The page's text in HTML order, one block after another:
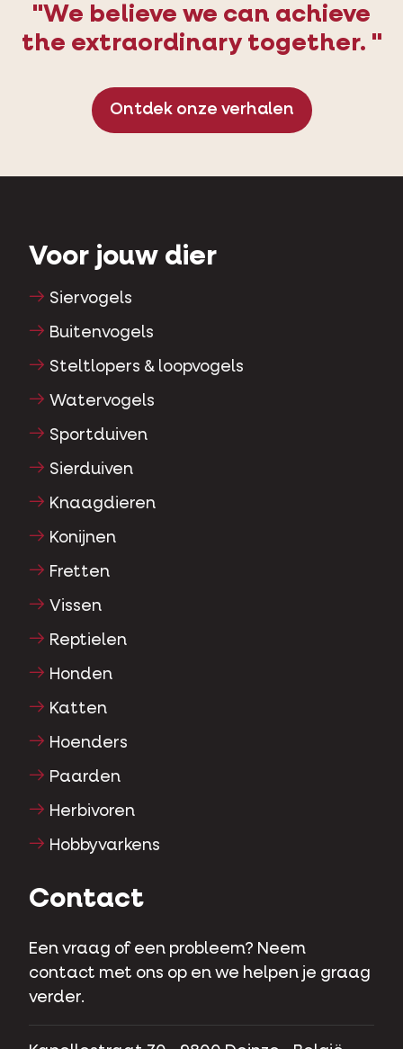
"We believe we can achieve
the extraordinary together. "
Ontdek onze verhalen
Voor jouw dier
Siervogels
Buitenvogels
Steltlopers & loopvogels
Watervogels
Sportduiven
Sierduiven
Knaagdieren
Konijnen
Fretten
Vissen
Reptielen
Honden
Katten
Hoenders
Paarden
Herbivoren
Hobbyvarkens
Contact
Een vraag of een probleem? Neem
contact met ons op en we helpen je graag
verder.